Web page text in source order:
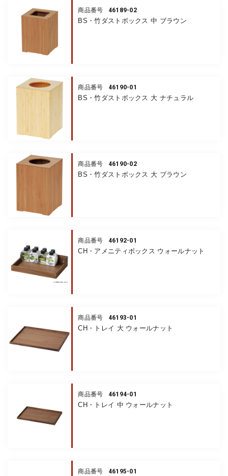
商品番号 46189-02
BS・竹ダストボックス 中 ブラウン
商品番号 46190-01
BS・竹ダストボックス 大 ナチュラル
商品番号 46190-02
BS・竹ダストボックス 大 ブラウン
商品番号 46192-01
CH・アメニティボックス ウォールナット
商品番号 46193-01
CH・トレイ 大 ウォールナット
商品番号 46194-01
CH・トレイ 中 ウォールナット
商品番号 46195-01